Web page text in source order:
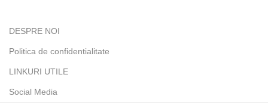
DESPRE NOI
Politica de confidentialitate
LINKURI UTILE
Social Media